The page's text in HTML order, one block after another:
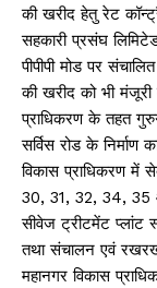
की खरीद हेतु रेट
सहकारी प्रसंघ
पीपीपी मोड पर
की खरीद को भी
प्राधिकरण के तहत
सर्विस रोड के निर्माण
विकास प्राधिकरण में
30, 31, 32, 34, 35
सीवेज ट्रीटमेंट प्लांट
तथा संचालन एवं
महानगर विकास